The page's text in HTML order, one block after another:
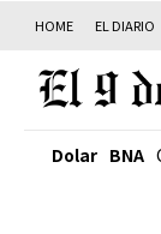
HOME EL DIARIO
Dolar BNA